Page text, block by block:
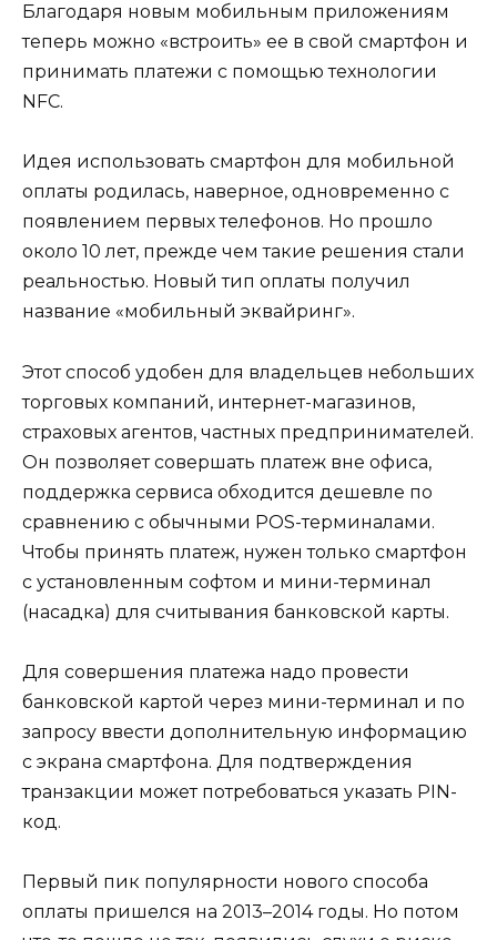
Благодаря новым мобильным приложениям
теперь можно «встроить» ее в свой смартфон и
принимать платежи с помощью технологии
NFC.
Идея использовать смартфон для мобильной
оплаты родилась, наверное, одновременно с
появлением первых телефонов. Но прошло
около 10 лет, прежде чем такие решения стали
реальностью. Новый тип оплаты получил
название «мобильный эквайринг».
Этот способ удобен для владельцев небольших
торговых компаний, интернет-магазинов,
страховых агентов, частных предпринимателей.
Он позволяет совершать платеж вне офиса,
поддержка сервиса обходится дешевле по
сравнению с обычными POS-терминалами.
Чтобы принять платеж, нужен только смартфон
с установленным софтом и мини-терминал
(насадка) для считывания банковской карты.
Для совершения платежа надо провести
банковской картой через мини-терминал и по
запросу ввести дополнительную информацию
с экрана смартфона. Для подтверждения
транзакции может потребоваться указать PIN-
код.
Первый пик популярности нового способа
оплаты пришелся на 2013–2014 годы. Но потом